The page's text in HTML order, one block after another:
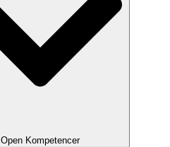
Open Kompetencer